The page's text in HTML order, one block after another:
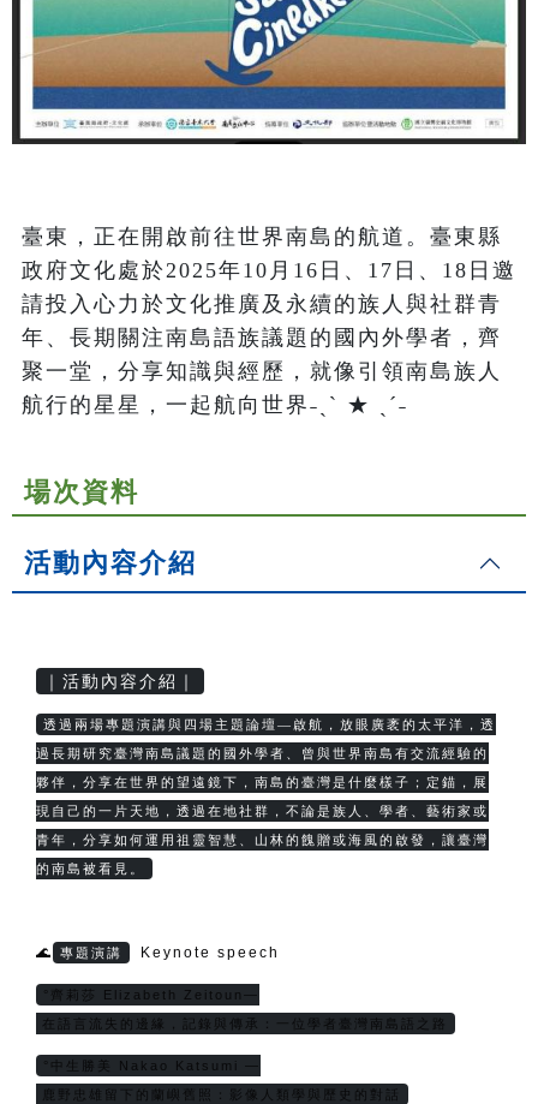
臺東，正在開啟前往世界南島的航道。臺東縣
政府文化處於2025年10月16日、17日、18日邀
請投入心力於文化推廣及永續的族人與社群青
年、長期關注南島語族議題的國內外學者，齊
聚一堂，分享知識與經歷，就像引領南島族人
航行的星星，一起航向世界˗ˏˋ ★ ˎˊ˗
場次資料
活動內容介紹
｜活動內容介紹｜
透過兩場專題演講與四場主題論壇—啟航，放眼廣袤的太平洋，透
過長期研究臺灣南島議題的國外學者、曾與世界南島有交流經驗的
夥伴，分享在世界的望遠鏡下，南島的臺灣是什麼樣子；定錨，展
現自己的一片天地，透過在地社群，不論是族人、學者、藝術家或
青年，分享如何運用祖靈智慧、山林的餽贈或海風的啟發，讓臺灣
的南島被看見。
🌊 專題演講 Keynote speech
°齊莉莎 Elizabeth Zeitoun—
在語言流失的邊緣，記錄與傳承：一位學者臺灣南島語之路
°中生勝美 Nakao Katsumi —
鹿野忠雄留下的蘭嶼舊照：影像人類學與歷史的對話